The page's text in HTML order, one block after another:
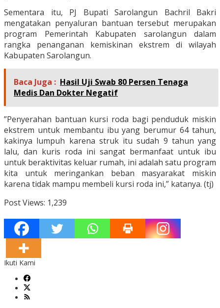
Sementara itu, PJ Bupati Sarolangun Bachril Bakri
mengatakan penyaluran bantuan tersebut merupakan
program Pemerintah Kabupaten sarolangun dalam
rangka penanganan kemiskinan ekstrem di wilayah
Kabupaten Sarolangun.
Baca Juga : Hasil Uji Swab 80 Persen Tenaga
Medis Dan Dokter Negatif
”Penyerahan bantuan kursi roda bagi penduduk miskin
ekstrem untuk membantu ibu yang berumur 64 tahun,
kakinya lumpuh karena struk itu sudah 9 tahun yang
lalu, dan kuris roda ini sangat bermanfaat untuk ibu
untuk beraktivitas keluar rumah, ini adalah satu program
kita untuk meringankan beban masyarakat miskin
karena tidak mampu membeli kursi roda ini,” katanya. (tj)
Post Views: 1,239
Ikuti Kami